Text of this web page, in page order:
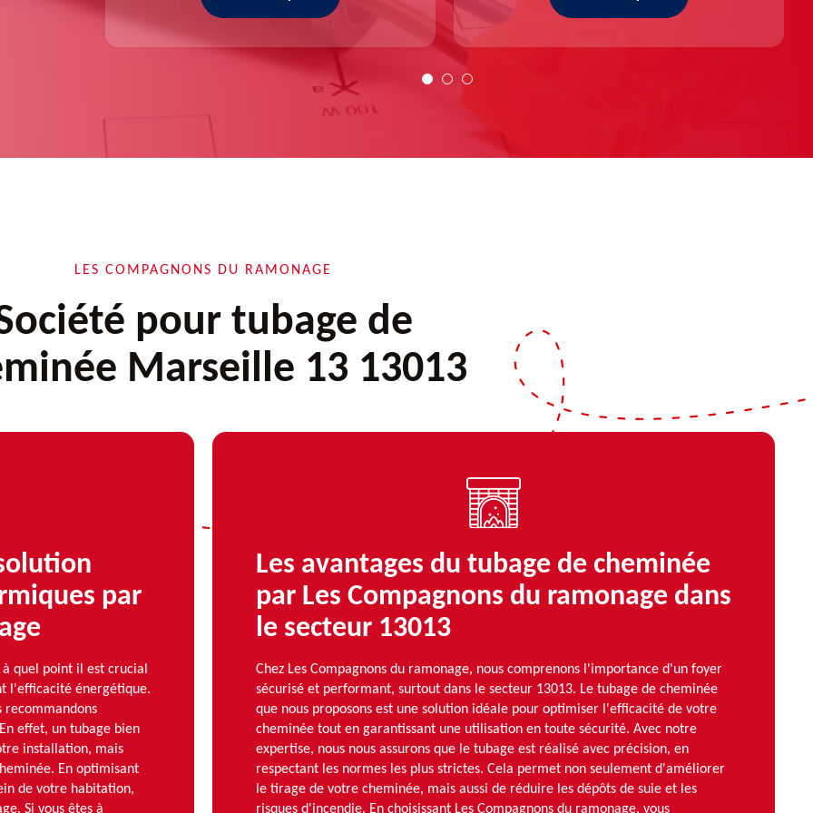
LES COMPAGNONS DU RAMONAGE
pour tubage de
Marseille 13 13013
par
quel point il est crucial
l'efficacité énergétique.
recommandons
effet, un tubage bien
installation, mais
En optimisant
de votre habitation,
Si vous êtes à
Les avantages du tubage de cheminée
par Les Compagnons du ramonage dans
le secteur 13013
Chez Les Compagnons du ramonage, nous comprenons l'importance d'un foyer
sécurisé et performant, surtout dans le secteur 13013. Le tubage de cheminée
que nous proposons est une solution idéale pour optimiser l'efficacité de votre
cheminée tout en garantissant une utilisation en toute sécurité. Avec notre
expertise, nous nous assurons que le tubage est réalisé avec précision, en
respectant les normes les plus strictes. Cela permet non seulement d'améliorer
le tirage de votre cheminée, mais aussi de réduire les dépôts de suie et les
risques d'incendie. En choisissant Les Compagnons du ramonage, vous